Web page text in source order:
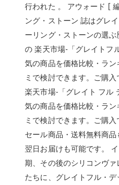
行われた 。 アウォード [
ング・ストーン 誌はグレ
ーリング・ストーンの選
の 楽天市場-「グレイトフ
気の商品を価格比較・ラ
ミで検討できます。ご購入
楽天市場-「グレイト フル
気の商品を価格比較・ラ
ミで検討できます。ご購入
セール商品・送料無料商
翌日お届けも可能です。
期、その後のシリコンヴ
たちに、グレイトフル・